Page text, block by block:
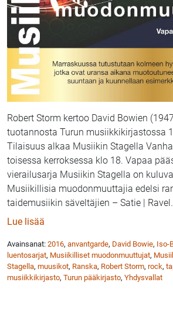
Robert Storm kertoo David Bowien
tuotannosta Turun musiikkikirjastossa
Tilaisuus alkaa Musiikin Stagella
toisessa kerroksessa klo 18. Vapaa
vierailusarja Musiikin Stagella on
Musiikillisia muodonmuuttajia edelsi
taidemusiikin säveltäjien – Satie | Ravel
Lue lisää
Avainsanat: 2016, anvantgarde, David Bowie, Iso-
luentosarjat, Musiikilliset muodonmuuttujat,
Stagella, muusikot, Ranska, Robert Storm, rock,
musiikkikirjasto, Turun pääkirjasto, Yhdysvallat